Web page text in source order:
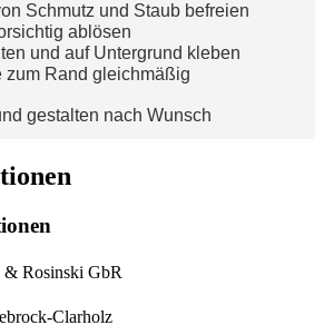
Schmutz und Staub befreien
ablösen
und auf Untergrund kleben
zum Rand gleichmäßig
gestalten nach Wunsch
& Rosinski GbR
Clarholz